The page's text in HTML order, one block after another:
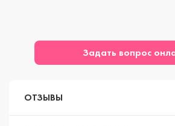
Задать вопрос
ОТЗЫВЫ